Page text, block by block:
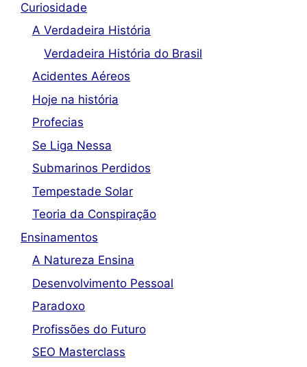
Curiosidade
A Verdadeira História
Verdadeira História do Brasil
Acidentes Aéreos
Hoje na história
Profecias
Se Liga Nessa
Submarinos Perdidos
Tempestade Solar
Teoria da Conspiração
Ensinamentos
A Natureza Ensina
Desenvolvimento Pessoal
Paradoxo
Profissões do Futuro
SEO Masterclass